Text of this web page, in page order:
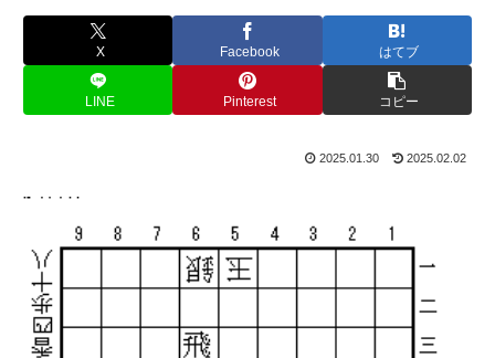
X Facebook はてブ
LINE Pinterest コピー
2025.01.30 2025.02.02